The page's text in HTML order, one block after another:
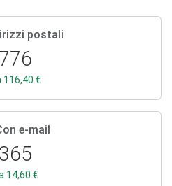
postali
776
116,40 €
e-mail
365
14,60 €